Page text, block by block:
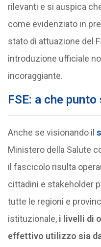
rilevanti e si auspica
come evidenziato in
stato di attuazione del
introduzione ufficiale
incoraggiante.
FSE: a che
Anche se visionando il
Ministero della Salute
il fascicolo risulta
cittadini e stakeholder
tutte le regioni e
istituzionale, i livelli di
effettivo utilizzo sia